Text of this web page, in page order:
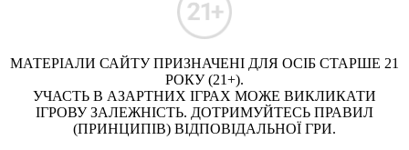
МАТЕРІАЛИ САЙТУ ПРИЗНАЧЕНІ ДЛЯ ОСІБ СТАРШЕ 21
РОКУ (21+).
УЧАСТЬ В АЗАРТНИХ ІГРАХ МОЖЕ ВИКЛИКАТИ
ІГРОВУ ЗАЛЕЖНІСТЬ. ДОТРИМУЙТЕСЬ ПРАВИЛ
(ПРИНЦИПІВ) ВІДПОВІДАЛЬНОЇ ГРИ.